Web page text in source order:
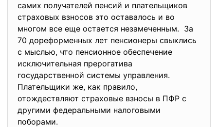
самих получателей пенсий и плательщиков
страховых взносов это оставалось и во
многом все еще остается незамеченным. За
70 дореформенных лет пенсионеры свыклись
с мыслью, что пенсионное обеспечение
исключительная прерогатива
государственной системы управления.
Плательщики же, как правило,
отождествляют страховые взносы в ПФР с
другими федеральными налоговыми
поборами.